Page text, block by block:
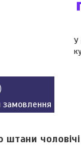
У
замовлення
штани